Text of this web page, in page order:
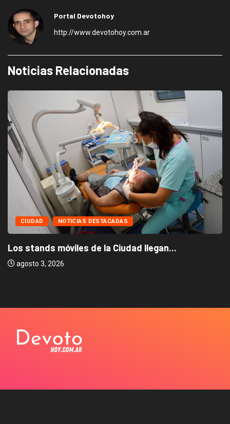
Portal Devotohoy
http://www.devotohoy.com.ar
Noticias Relacionadas
CIUDAD NOTICIAS DESTACADAS
Los stands móviles de la Ciudad llegan...
agosto 3, 2026